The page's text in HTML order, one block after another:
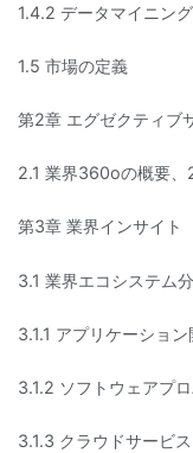
1.4.2 データマイニン
1.5 市場の定義
第2章 エグゼクティブ
2.1 業界360oの概要
第3章 業界インサイト
3.1 業界エコシステム
3.1.1 アプリケーショ
3.1.2 ソフトウェアプ
3.1.3 クラウドサービ